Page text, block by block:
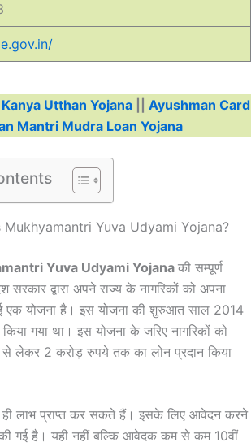
Kanya Utthan Yojana|| Ayushman Card
Mantri Mudra Loan Yojana
is Mukhyamantri Yuva Udyami Yojana?
Yuva Udyami Yojana की सम्पूर्ण
सरकार द्वारा अपने राज्य के नागरिकों को अपना
एक योजना है। इस योजना की शुरुआत साल 2014
गया था। इस योजना के जरिए नागरिकों को
लेकर 2 करोड़ रुपये तक का लोन प्रदान किया
लाभ प्राप्त कर सकते हैं। इसके लिए आवेदन करने
गई है। यही नहीं बल्कि आवेदक कम से कम 10वीं